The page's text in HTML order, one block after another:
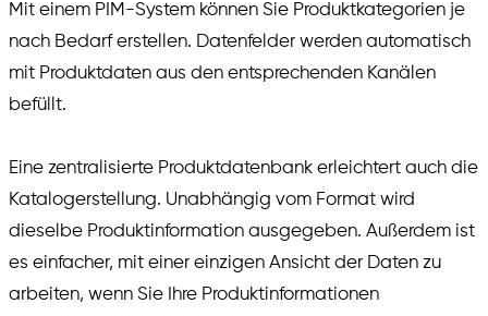
Mit einem PIM-System können Sie Produktkategorien je
nach Bedarf erstellen. Datenfelder werden automatisch
mit Produktdaten aus den entsprechenden Kanälen
befüllt.
Eine zentralisierte Produktdatenbank erleichtert auch die
Katalogerstellung. Unabhängig vom Format wird
dieselbe Produktinformation ausgegeben. Außerdem ist
es einfacher, mit einer einzigen Ansicht der Daten zu
arbeiten, wenn Sie Ihre Produktinformationen